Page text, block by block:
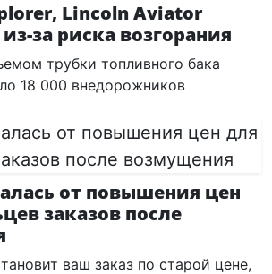
Lincoln Aviator
за риска возгорания
трубки топливного бака
18 000 внедорожников
от повышения цен
заказов после
ваш заказ по старой цене,